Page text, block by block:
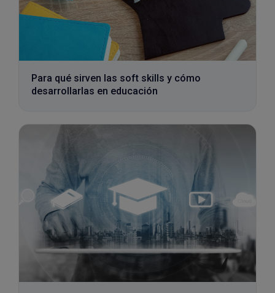
Para qué sirven las soft skills y cómo
desarrollarlas en educación